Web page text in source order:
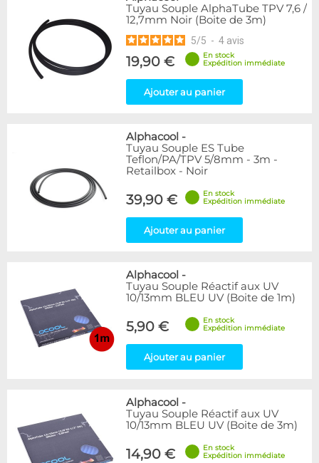
Tuyau Souple AlphaTube TPV 7,6 /
12,7mm Noir (Boite de 3m)
5/5 - 4 avis
19,90 €
En stock
Expédition immédiate
Ajouter au panier
Alphacool -
Tuyau Souple ES Tube
Teflon/PA/TPV 5/8mm - 3m -
Retailbox - Noir
39,90 €
En stock
Expédition immédiate
Ajouter au panier
Alphacool -
Tuyau Souple Réactif aux UV
10/13mm BLEU UV (Boite de 1m)
5,90 €
En stock
Expédition immédiate
Ajouter au panier
Alphacool -
Tuyau Souple Réactif aux UV
10/13mm BLEU UV (Boite de 3m)
14,90 €
En stock
Expédition immédiate